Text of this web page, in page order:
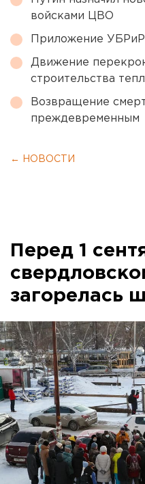
войсками ЦВО
Приложение УБРиР
Движение
строительства
Возвращение
преждевременным
← НОВОСТИ
Перед 1
загорелась